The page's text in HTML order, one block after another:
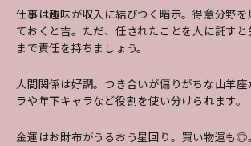
仕事は趣味が収入に結びつく暗示。得意分野
ておく と吉。 ただ、任されたことを人に託す
まで責任を持ちましょう。
人間関係は好調。 つき合いが偏りがちな山羊座
ラや年下キャラなど役割を使い分けられます。
金運 はお財布がうるおう星回り。買い物運も◎。